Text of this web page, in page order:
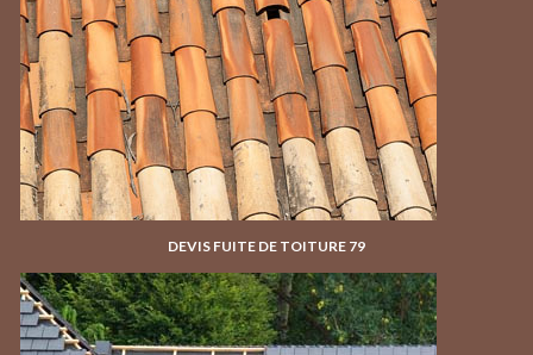
DEVIS FUITE DE TOITURE 79